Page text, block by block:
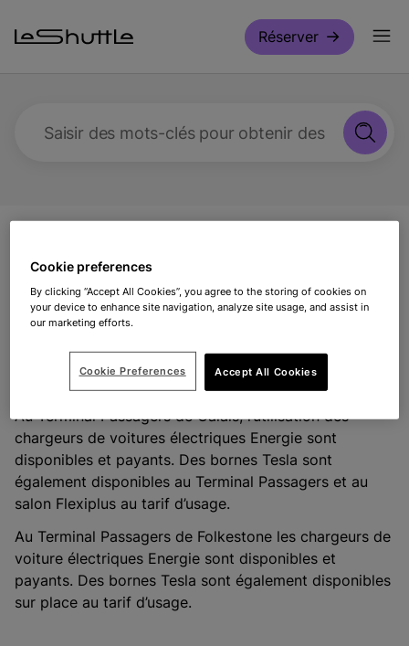
Réserver
Saisir des mots-clés pour obtenir des réponses
d'une carte d'abonnement ?
Ai-je besoin d'une carte
d'abonnement ?
Au Terminal Passagers de Calais, l’utilisation des
chargeurs de voitures électriques Energie sont
disponibles et payants. Des bornes Tesla sont
également disponibles au Terminal Passagers et au
salon Flexiplus au tarif d’usage.
Au Terminal Passagers de Folkestone les chargeurs de
voiture électriques Energie sont disponibles et
payants. Des bornes Tesla sont également disponibles
sur place au tarif d’usage.
Cookie preferences
By clicking “Accept All Cookies”, you agree to the storing of cookies on
your device to enhance site navigation, analyze site usage, and assist in
our marketing efforts.
Accept All Cookies
Cookie Preferences